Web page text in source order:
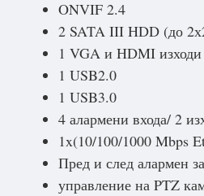
ONVIF 2.4
2 SATA III HDD (до
1 VGA и HDMI изходи
1 USB2.0
1 USB3.0
4 алармени входа/ 2
1x(10/100/1000 Mbps
Пред и след алармен
управление на PTZ